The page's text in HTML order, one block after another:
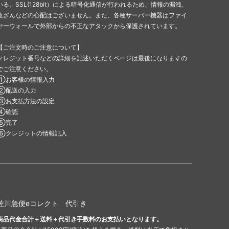
る、SSL(128bit）による暗号化通信が行われるため、情報の漏洩、
ざんなどの心配はございません。また、各種サーバー機器はファイ
ーウォールで外部からの不正なアタックから保護されています。
ご注文時のご注意について】
レジット番号などの詳細を記述いただくページは最後になりますの
ご注意ください。
客様の情報入力
送の入力
支払方法の設定
確認
完了
レジットの情報記入
川急便eコレクト 代引き
品代金合計＋送料＋代引き手数料のお支払いとなります。